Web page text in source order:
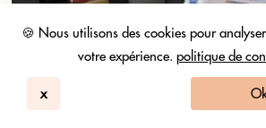
🍪 Nous utilisons des cookies pour
votre expérience. politique de
x